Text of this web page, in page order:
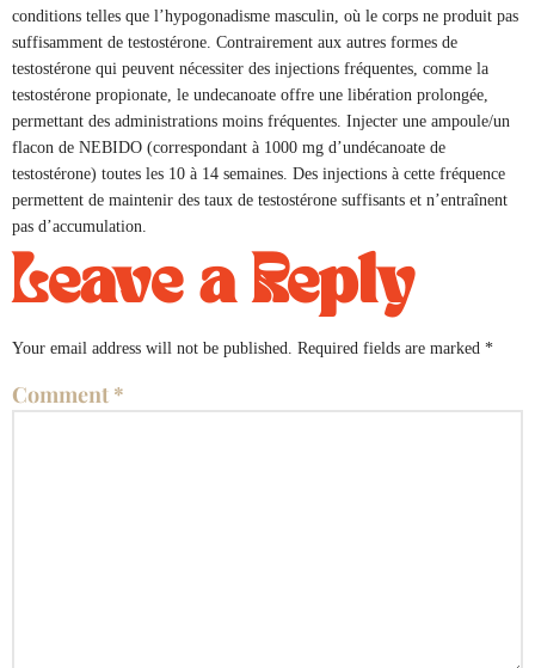
conditions telles que l’hypogonadisme masculin, où le corps ne produit pas
suffisamment de testostérone. Contrairement aux autres formes de
testostérone qui peuvent nécessiter des injections fréquentes, comme la
testostérone propionate, le undecanoate offre une libération prolongée,
permettant des administrations moins fréquentes. Injecter une ampoule/un
flacon de NEBIDO (correspondant à 1000 mg d’undécanoate de
testostérone) toutes les 10 à 14 semaines. Des injections à cette fréquence
permettent de maintenir des taux de testostérone suffisants et n’entraînent
pas d’accumulation.
Leave a Reply
Your email address will not be published. Required fields are marked *
Comment *